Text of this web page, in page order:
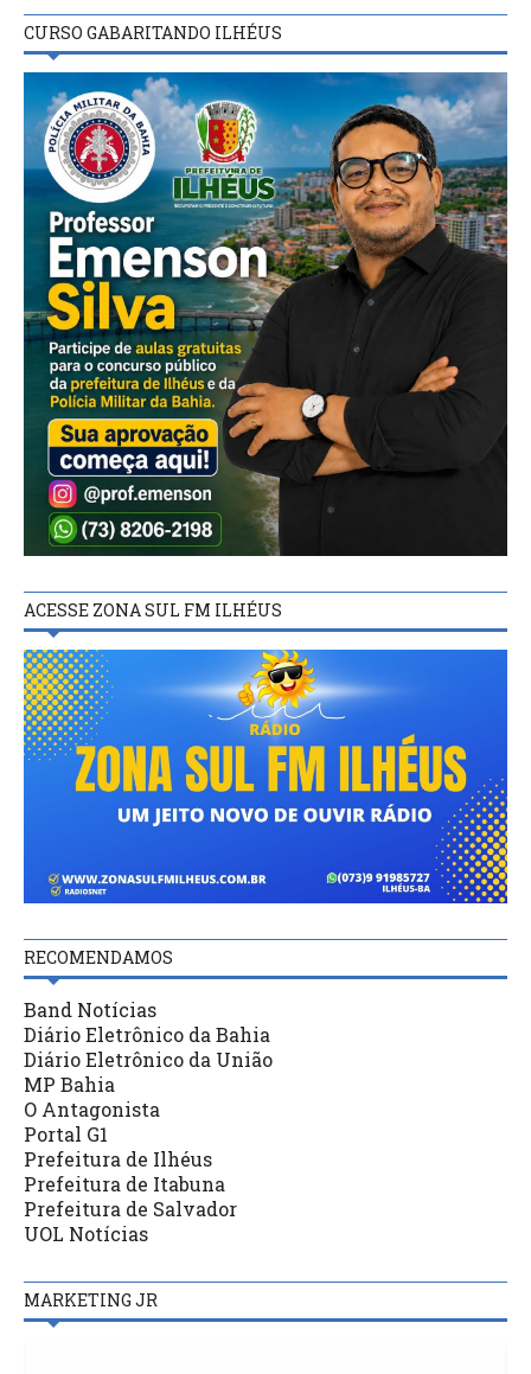
CURSO GABARITANDO ILHÉUS
ACESSE ZONA SUL FM ILHÉUS
RECOMENDAMOS
Band Notícias
Diário Eletrônico da Bahia
Diário Eletrônico da União
MP Bahia
O Antagonista
Portal G1
Prefeitura de Ilhéus
Prefeitura de Itabuna
Prefeitura de Salvador
UOL Notícias
MARKETING JR